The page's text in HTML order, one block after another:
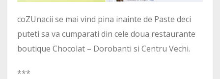
coZUnacii se mai vind pina inainte de Paste deci
puteti sa va cumparati din cele doua restaurante
boutique Chocolat – Dorobanti si Centru Vechi.
***